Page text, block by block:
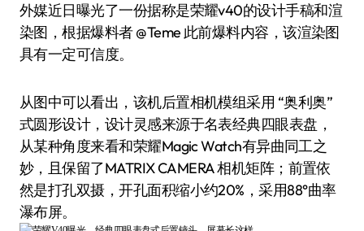
外媒近日曝光了一份据称是荣耀v40的设计手稿和渲
染图，根据爆料者 @Teme 此前爆料内容，该渲染图
具有一定可信度。
从图中可以看出，该机后置相机模组采用 “奥利奥”
式圆形设计，设计灵感来源于名表经典四眼表盘，
从某种角度来看和荣耀Magic Watch有异曲同工之
妙，且保留了MATRIX CAMERA 相机矩阵；前置依
然是打孔双摄，开孔面积缩小约20%，采用88°曲率
瀑布屏。